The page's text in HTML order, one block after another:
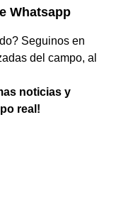
Whatsapp
Seguinos en
del campo, al
noticias y
real!